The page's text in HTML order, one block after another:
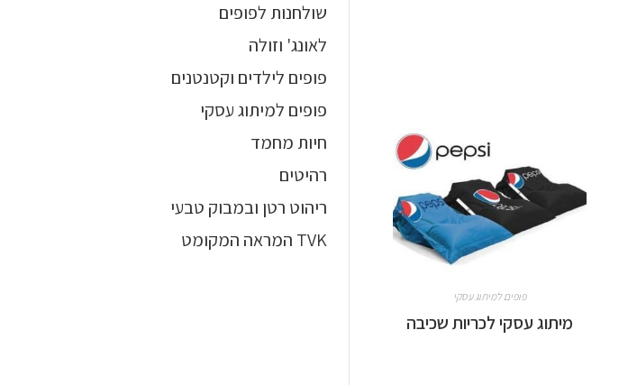
פופים למיתוג עסקי
מיתוג עסקי לכריות שכיבה
שולחנות לפופים
לאונג' וזולה
פופים לילדים וקטנטנים
פופים למיתוג עסקי
חיות מחמד
רהיטים
ריהוט רטן ובמבוק טבעי
TVK המראה המקומט